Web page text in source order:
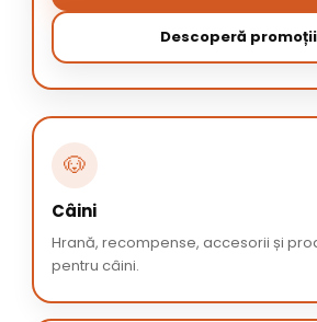
Descoperă
🐶
Câini
Hrană, recompense, accesorii și
pentru câini.